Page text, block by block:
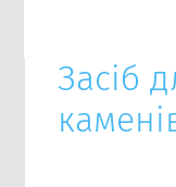
Засіб